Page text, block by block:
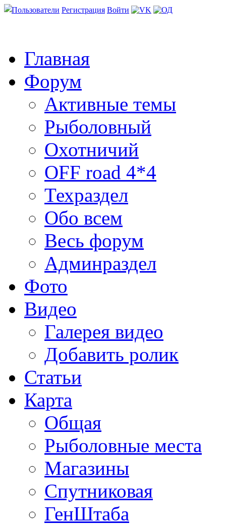
Пользователи Регистрация Войти
Главная
Форум
Активные темы
Рыболовный
Охотничий
OFF road 4*4
Техраздел
Обо всем
Весь форум
Админраздел
Фото
Видео
Галерея видео
Добавить ролик
Статьи
Карта
Общая
Рыболовные места
Магазины
Спутниковая
ГенШтаба